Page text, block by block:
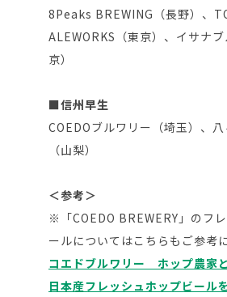
8Peaks BREWING（長野）、
ALEWORKS（東京）、イサナ
京）
■信州早生
COEDOブルワリー（埼玉）、
（山梨）
＜参考＞
※「COEDO BREWERY」のフ
ールについてはこちらもご参考
コエドブルワリー ホップ農家
日本産フレッシュホップビール